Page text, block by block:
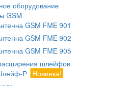
оборудование
GSM
GSM FME 901
GSM FME 902
GSM FME 905
шлейфов
Р
Новинка!